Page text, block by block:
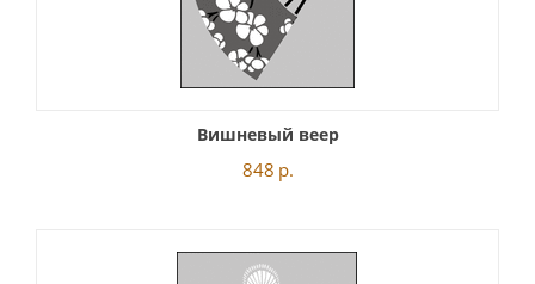
Вишневый веер
848 р.